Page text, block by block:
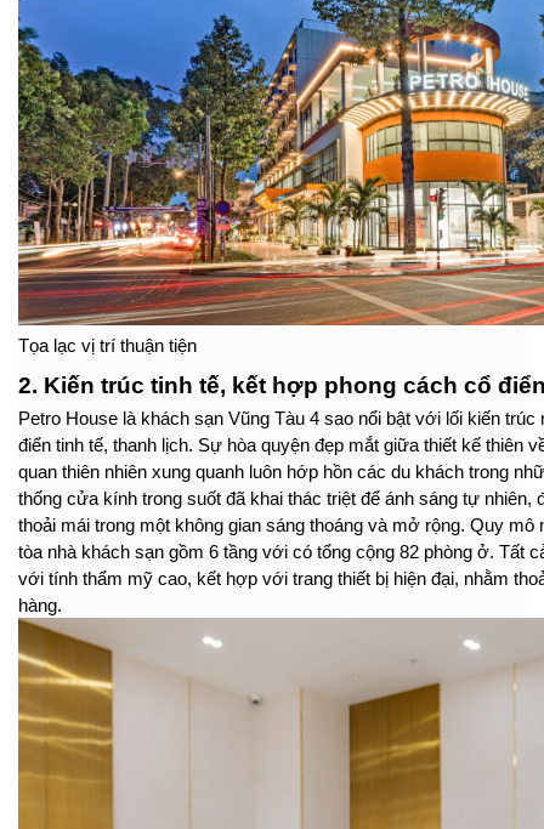
Tọa lạc vị trí thuận tiện
2. Kiến trúc tinh tế, kết hợp phong cách cổ
Petro House là khách sạn Vũng Tàu 4 sao nổi bật với lối kiến
điển tinh tế, thanh lịch. Sự hòa quyện đẹp mắt giữa thiết kế thiên
quan thiên nhiên xung quanh luôn hớp hồn các du khách trong
thống cửa kính trong suốt đã khai thác triệt để ánh sáng tự nhiên,
thoải mái trong một không gian sáng thoáng và mở rộng. Quy mô
tòa nhà khách sạn gồm 6 tầng với có tổng cộng 82 phòng ở. Tất
với tính thẩm mỹ cao, kết hợp với trang thiết bị hiện đại, nhằm
hàng.